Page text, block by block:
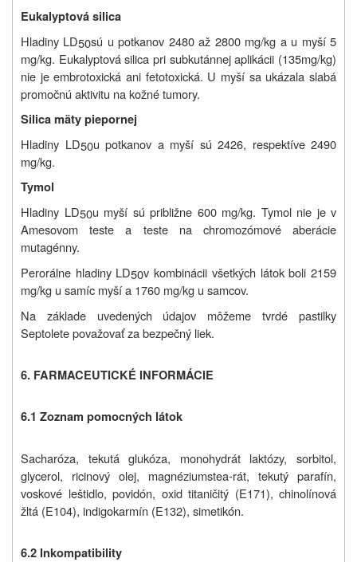
Eukalyptová silica
Hladiny LD50sú u potkanov 2480 až 2800 mg/kg a u myší 5
mg/kg. Eukalyptová silica pri subkutánnej aplikácii (135mg/kg)
nie je embrotoxická ani fetotoxická. U myší sa ukázala slabá
promočnú aktivitu na kožné tumory.
Silica mäty piepornej
Hladiny LD50u potkanov a myší sú 2426, respektíve 2490
mg/kg.
Tymol
Hladiny LD50u myší sú približne 600 mg/kg. Tymol nie je v
Amesovom teste a teste na chromozómové aberácie
mutagénny.
Perorálne hladiny LD50v kombinácii všetkých látok boli 2159
mg/kg u samíc myší a 1760 mg/kg u samcov.
Na základe uvedených údajov môžeme tvrdé pastilky
Septolete považovať za bezpečný liek.
6. FARMACEUTICKÉ INFORMÁCIE
6.1 Zoznam pomocných látok
Sacharóza, tekutá glukóza, monohydrát laktózy, sorbitol,
glycerol, ricinový olej, magnéziumstea-rát, tekutý parafín,
voskové leštidlo, povidón, oxid titaničitý (E171), chinolínová
žltá (E104), indigokarmín (E132), simetikón.
6.2 Inkompatibility